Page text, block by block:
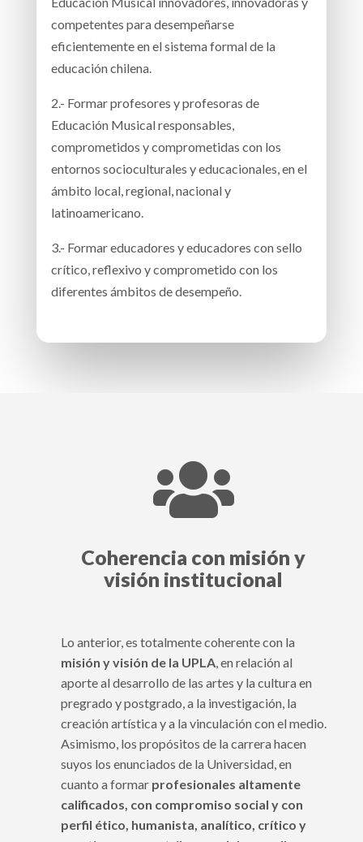
competentes para desempeñarse
eficientemente en el sistema formal de la
educación chilena.
2.- Formar profesores y profesoras de
Educación Musical responsables,
comprometidos y comprometidas con los
entornos socioculturales y educacionales, en el
ámbito local, regional, nacional y
latinoamericano.
3.- Formar educadores y educadores con sello
crítico, reflexivo y comprometido con los
diferentes ámbitos de desempeño.

Coherencia con misión y
visión institucional
Lo anterior, es totalmente coherente con la
misión y visión de la UPLA, en relación al
aporte al desarrollo de las artes y la cultura en
pregrado y postgrado, a la investigación, la
creación artística y a la vinculación con el medio.
Asimismo, los propósitos de la carrera hacen
suyos los enunciados de la Universidad, en
cuanto a formar profesionales altamente
calificados, con compromiso social y con
perfil ético, humanista, analítico, crítico y